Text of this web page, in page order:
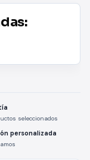
seleccionados
personalizada